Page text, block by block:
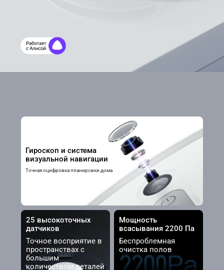
Гироскоп и система
визуальной навигации
Точная оцифровка планировки дома
25 высокоточных
датчиков
Точное восприятие в
пространствах с
большим
количеством деталей
Мощность
всасывания 2200 Па
Беспроблемная
очистка полов